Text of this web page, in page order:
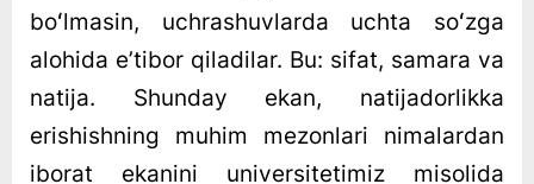
boʻlmasin, uchrashuvlarda uchta soʻzga
alohida eʼtibor qiladilar. Bu: sifat, samara va
natija. Shunday ekan, natijadorlikka
erishishning muhim mezonlari nimalardan
iborat ekanini universitetimiz misolida